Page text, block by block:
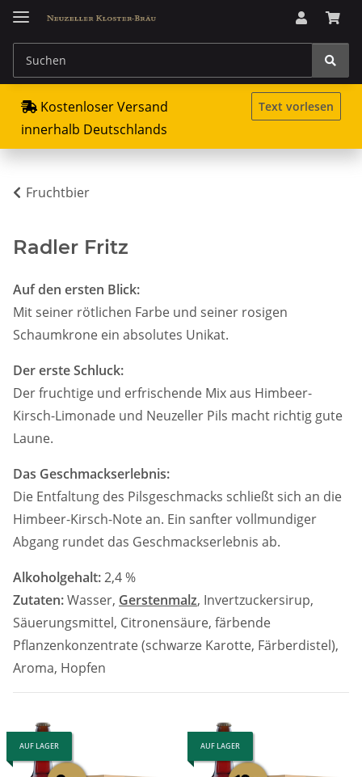
Kostenloser Versand
innerhalb Deutschlands
Text vorlesen
Fruchtbier
Radler Fritz
Auf den ersten Blick:
Mit seiner rötlichen Farbe und seiner rosigen
Schaumkrone ein absolutes Unikat.
Der erste Schluck:
Der fruchtige und erfrischende Mix aus Himbeer-
Kirsch-Limonade und Neuzeller Pils macht richtig gute
Laune.
Das Geschmackserlebnis:
Die Entfaltung des Pilsgeschmacks schließt sich an die
Himbeer-Kirsch-Note an. Ein sanfter vollmundiger
Abgang rundet das Geschmackserlebnis ab.
Alkoholgehalt:2,4 %
Zutaten:Wasser, Gerstenmalz, Invertzuckersirup,
Säuerungsmittel, Citronensäure, färbende
Pflanzenkonzentrate (schwarze Karotte, Färberdistel),
Aroma, Hopfen
AUF LAGER AUF LAGER